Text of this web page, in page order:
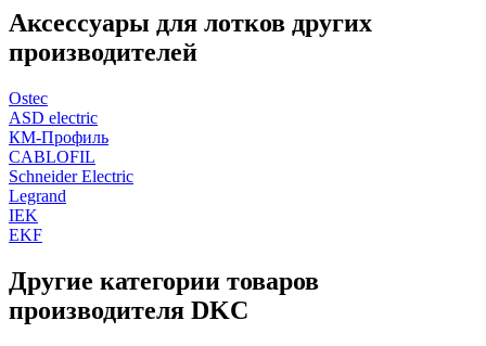
Аксессуары для лотков других
производителей
Ostec
ASD electric
КМ-Профиль
CABLOFIL
Schneider Electric
Legrand
IEK
EKF
Другие категории товаров
производителя DKC